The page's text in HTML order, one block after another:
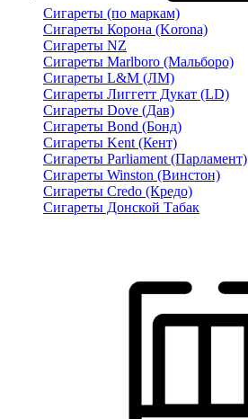
Сигареты (по маркам)
Сигареты Корона (Korona)
Сигареты NZ
Сигареты Marlboro (Мальборо)
Сигареты L&M (ЛМ)
Сигареты Лиггетт Дукат (LD)
Сигареты Dove (Дав)
Сигареты Bond (Бонд)
Сигареты Kent (Кент)
Сигареты Parliament (Парламент)
Сигареты Winston (Винстон)
Сигареты Credo (Кредо)
Сигареты Донской Табак